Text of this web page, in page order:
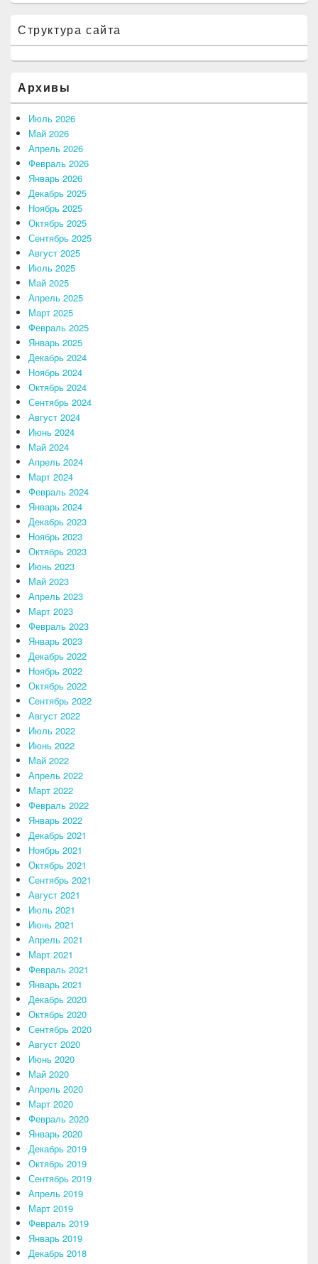
Структура сайта
Архивы
Июль 2026
Май 2026
Апрель 2026
Февраль 2026
Январь 2026
Декабрь 2025
Ноябрь 2025
Октябрь 2025
Сентябрь 2025
Август 2025
Июль 2025
Май 2025
Апрель 2025
Март 2025
Февраль 2025
Январь 2025
Декабрь 2024
Ноябрь 2024
Октябрь 2024
Сентябрь 2024
Август 2024
Июнь 2024
Май 2024
Апрель 2024
Март 2024
Февраль 2024
Январь 2024
Декабрь 2023
Ноябрь 2023
Октябрь 2023
Июнь 2023
Май 2023
Апрель 2023
Март 2023
Февраль 2023
Январь 2023
Декабрь 2022
Ноябрь 2022
Октябрь 2022
Сентябрь 2022
Август 2022
Июль 2022
Июнь 2022
Май 2022
Апрель 2022
Март 2022
Февраль 2022
Январь 2022
Декабрь 2021
Ноябрь 2021
Октябрь 2021
Сентябрь 2021
Август 2021
Июль 2021
Июнь 2021
Апрель 2021
Март 2021
Февраль 2021
Январь 2021
Декабрь 2020
Октябрь 2020
Сентябрь 2020
Август 2020
Июнь 2020
Май 2020
Апрель 2020
Март 2020
Февраль 2020
Январь 2020
Декабрь 2019
Октябрь 2019
Сентябрь 2019
Апрель 2019
Март 2019
Февраль 2019
Январь 2019
Декабрь 2018